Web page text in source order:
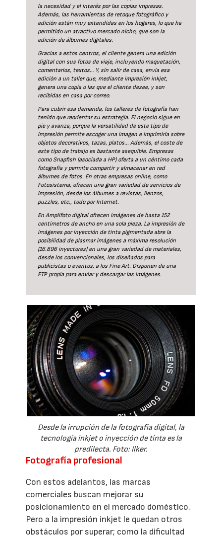
la necesidad y el interés por las copias impresas.
Además, las herramientas de retoque fotográfico y
edición están muy extendidas en los hogares, lo que ha
permitido un atractivo mercado nicho, que son la
edición de álbumes digitales.
Gracias a estos centros, el cliente genera una edición
digital con sus fotos de viaje, incluyendo maquetación,
comentarios, textos… Y, sin salir de casa, envía esa
edición a un taller que, mediante impresión inkjet,
genera una copia o las que el cliente desee, y son
recibidas en casa por correo.
Para cubrir esa demanda, los talleres de fotografía han
tenido que reorientar su estrategia. El negocio sigue en
pie y avanza, porque la versatilidad de este tipo de
impresión permite escoger una imagen e imprimirla sobre
objetos decorativos, tazas, platos... Además, el coste de
este tipo de trabajo es bastante asequible. Empresas
como Snapfish (asociada a HP) oferta a un céntimo cada
fotografía y permite compartir y almacenar en red
álbumes de fotos. En otras empresas online, como
Fotosistema, ofrecen una gran variedad de servicios de
impresión, desde los álbumes a revistas, lienzos,
puzzles, etc., todo por Internet.
En Amplifoto digital ofrecen imágenes de hasta 152
centímetros de ancho en una sola pieza. La impresión de
imágenes por inyección de tinta pigmentada abre la
posibilidad de plasmar imágenes a máxima resolución
(16.896 inyectores) en una gran variedad de materiales,
desde los convencionales, los diseñados para
publicistas o eventos, a los Fine Art. Disponen de una
FTP propia para enviar y descargar las imágenes.
Desde la irrupción de la fotografía digital, la
tecnología inkjet o inyección de tinta es la
predilecta. Foto: Ilker.
Fotografía profesional
Con estos adelantos, las marcas
comerciales buscan mejorar su
posicionamiento en el mercado doméstico.
Pero a la impresión inkjet le quedan otros
obstáculos por superar; como la dificultad